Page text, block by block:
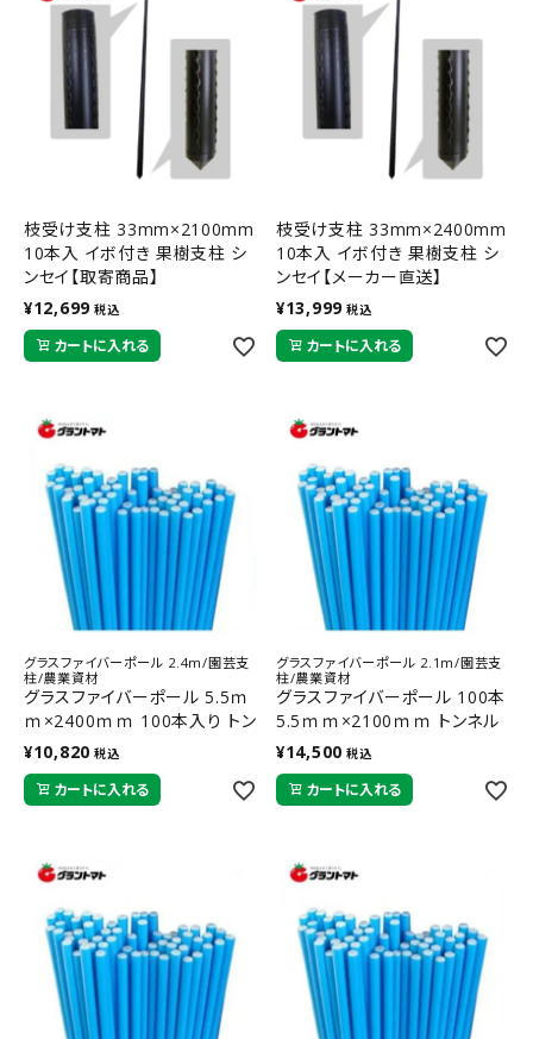
枝受け支柱 33mm×2100mm
10本入 イボ付き 果樹支柱 シ
ンセイ【取寄商品】
¥12,699 税込
カートに入れる
枝受け支柱 33mm×2400mm
10本入 イボ付き 果樹支柱 シ
ンセイ【メーカー直送】
¥13,999 税込
カートに入れる
グラスファイバーポール 2.4m/園芸支
柱/農業資材
グラスファイバーポール 5.5ｍ
ｍ×2400ｍｍ 100本入り トン
ネル支柱 FRP支柱 シンセイ
¥10,820 税込
カートに入れる
グラスファイバーポール 2.1m/園芸支
柱/農業資材
グラスファイバーポール 100本
5.5ｍｍ×2100ｍｍ トンネル
支柱 FRP支柱 シンセイ
¥14,500 税込
カートに入れる